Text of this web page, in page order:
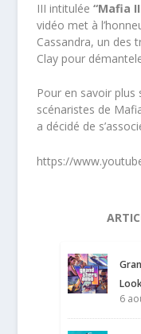
III intitulée“Mafia
vidéo met à
Cassandra, un des
Clay pour
Pour en savoir plus
scénaristes de
a décidé de
https://
6